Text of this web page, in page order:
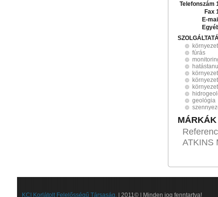
Telefonszám
Fax
E-
fúrás
geológia
MÁRKÁK
ATKINS
KCI Korlátolt Felelősségű Társaság. | 2011© | Minden jog fenntartva!